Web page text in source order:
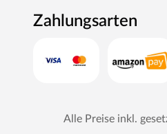
Zahlungsarten
Alle Preise inkl.